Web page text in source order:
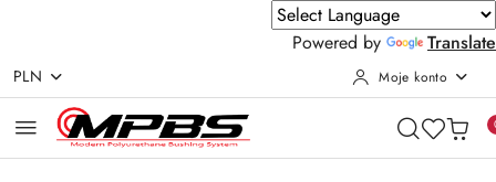
Powered by
Translate
Przejdź do treści głównej
Przejdź do wyszukiwarki
Przejdź do moje konto
Przejdź do menu głównego
Przejdź do stopki
PLN Moje konto